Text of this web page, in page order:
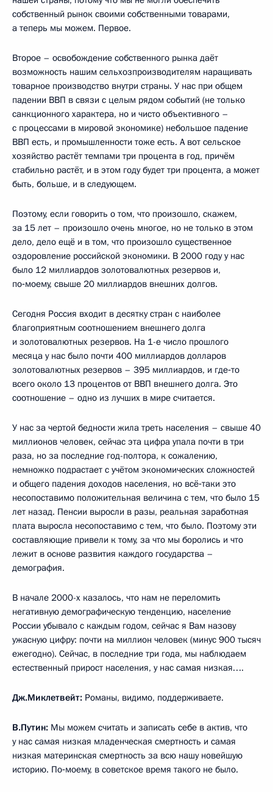
собственный рынок своими собственными товарами,
а теперь мы можем. Первое.
Второе – освобождение собственного рынка даёт
возможность нашим сельхозпроизводителям наращивать
товарное производство внутри страны. У нас при общем
падении ВВП в связи с целым рядом событий (не только
санкционного характера, но и чисто объективного –
с процессами в мировой экономике) небольшое падение
ВВП есть, и промышленности тоже есть. А вот сельское
хозяйство растёт темпами три процента в год, причём
стабильно растёт, и в этом году будет три процента, а может
быть, больше, и в следующем.
Поэтому, если говорить о том, что произошло, скажем,
за 15 лет – произошло очень многое, но не только в этом
дело, дело ещё и в том, что произошло существенное
оздоровление российской экономики. В 2000 году у нас
было 12 миллиардов золотовалютных резервов и,
по‑моему, свыше 20 миллиардов внешних долгов.
Сегодня Россия входит в десятку стран с наиболее
благоприятным соотношением внешнего долга
и золотовалютных резервов. На 1-е число прошлого
месяца у нас было почти 400 миллиардов долларов
золотовалютных резервов – 395 миллиардов, и где‑то
всего около 13 процентов от ВВП внешнего долга. Это
соотношение – одно из лучших в мире считается.
У нас за чертой бедности жила треть населения – свыше 40
миллионов человек, сейчас эта цифра упала почти в три
раза, но за последние год-полтора, к сожалению,
немножко подрастает с учётом экономических сложностей
и общего падения доходов населения, но всё‑таки это
несопоставимо положительная величина с тем, что было 15
лет назад. Пенсии выросли в разы, реальная заработная
плата выросла несопоставимо с тем, что было. Поэтому эти
составляющие привели к тому, за что мы боролись и что
лежит в основе развития каждого государства –
демография.
В начале 2000-х казалось, что нам не переломить
негативную демографическую тенденцию, население
России убывало с каждым годом, сейчас я Вам назову
ужасную цифру: почти на миллион человек (минус 900 тысяч
ежегодно). Сейчас, в последние три года, мы наблюдаем
естественный прирост населения, у нас самая низкая….
Дж.Миклетвейт: Романы, видимо, поддерживаете.
В.Путин: Мы можем считать и записать себе в актив, что
у нас самая низкая младенческая смертность и самая
низкая материнская смертность за всю нашу новейшую
историю. По‑моему, в советское время такого не было.